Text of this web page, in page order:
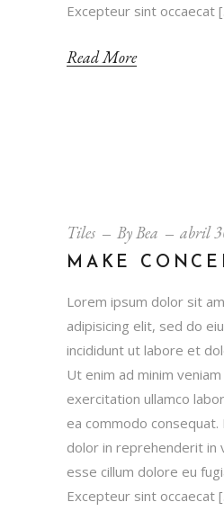
Excepteur sint occaecat
Read More
Tiles ByBea abril
MAKE
Lorem ipsum dolor sit
adipisicing elit, sed do
incididunt ut labore et
Ut enim ad minim
exercitation ullamco
ea commodo consequat.
dolor in reprehenderit in
esse cillum dolore eu
Excepteur sint occaecat